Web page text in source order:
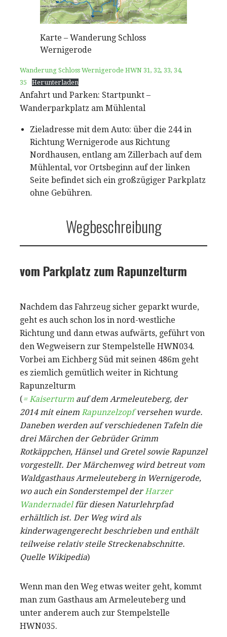
Karte – Wanderung Schloss
Wernigerode
Wanderung Schloss Wernigerode HWN 31, 32, 33, 34,
35
Herunterladen
Anfahrt und Parken: Startpunkt –
Wanderparkplatz am Mühlental
Zieladresse mit dem Auto: über die 244 in
Richtung Wernigerode aus Richtung
Nordhausen, entlang am Zillerbach auf dem
Mühlental, vor Ortsbeginn auf der linken
Seite befindet sich ein großzügiger Parkplatz
ohne Gebühren.
Wegbeschreibung
vom Parkplatz zum Rapunzelturm
Nachdem das Fahrzeug sicher geparkt wurde,
geht es auch schon los in nord-westliche
Richtung und dann etwas aufwärts, geführt von
den Wegweisern zur Stempelstelle HWN034.
Vorbei am Eichberg Süd mit seinen 486m geht
es ziemlich gemütlich weiter in Richtung
Rapunzelturm
(= Kaiserturm auf dem Armeleuteberg, der
2014 mit einem Rapunzelzopfversehen wurde.
Daneben werden auf verschiedenen Tafeln die
drei Märchen der Gebrüder Grimm
Rotkäppchen, Hänsel und Gretel sowie Rapunzel
vorgestellt. Der Märchenweg wird betreut vom
Waldgasthaus Armeleuteberg in Wernigerode,
wo auch ein Sonderstempel derHarzer
Wandernadelfür diesen Naturlehrpfad
erhältlich ist. Der Weg wird als
kinderwagengerecht beschrieben und enthält
teilweise relativ steile Streckenabschnitte.
Quelle Wikipedia)
Wenn man den Weg etwas weiter geht, kommt
man zum Gasthaus am Armeleuteberg und
unter anderem auch zur Stempelstelle
HWN035.